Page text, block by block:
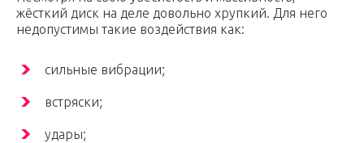
жёсткий диск на деле довольно хрупкий. Для него
недопустимы такие воздействия как:
сильные вибрации;
встряски;
удары;